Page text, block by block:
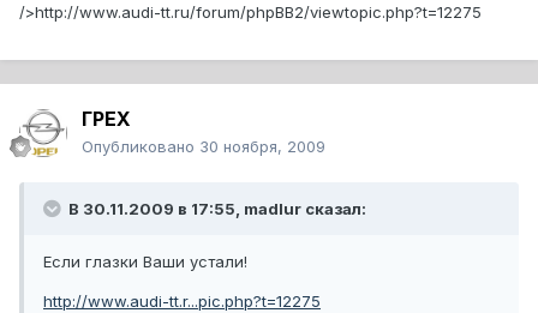
/>http://www.audi-tt.ru/forum/phpBB2/viewtopic.php?t=12275
ГРЕХ
Опубликовано 30 ноября, 2009
В 30.11.2009 в 17:55, madlur сказал:
Если глазки Ваши устали!
http://www.audi-tt.r...pic.php?t=12275